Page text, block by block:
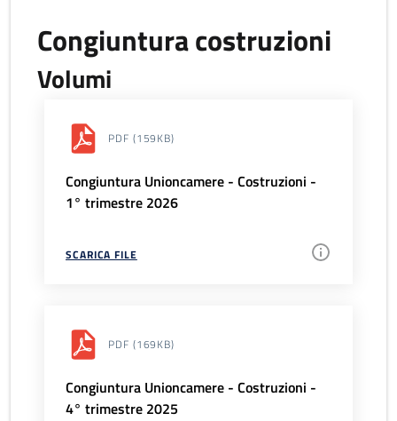
Congiuntura costruzioni
Volumi
PDF (159KB)
Congiuntura Unioncamere - Costruzioni -
1° trimestre 2026
SCARICA FILE
PDF (169KB)
Congiuntura Unioncamere - Costruzioni -
4° trimestre 2025